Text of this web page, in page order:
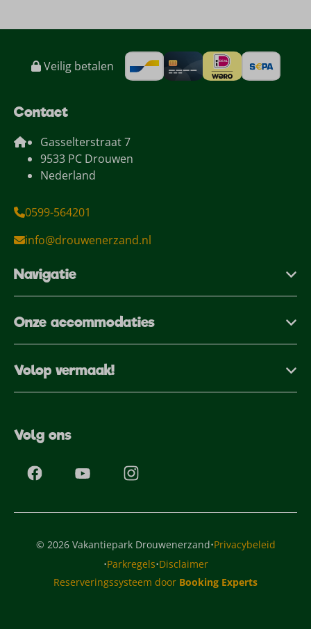
Veilig betalen
Contact
Gasselterstraat 7
9533 PC Drouwen
Nederland
0599-564201
info@drouwenerzand.nl
Navigatie
Onze accommodaties
Volop vermaak!
Volg ons
© 2026 Vakantiepark Drouwenerzand·Privacybeleid
·Parkregels·Disclaimer
Reserveringssysteem door Booking Experts